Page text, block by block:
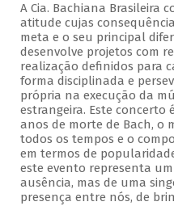
A Cia. Bachiana Brasileira
atitude cujas
meta e o seu principal
desenvolve projetos com
realização definidos para
forma disciplinada e
própria na execução da
estrangeira. Este concerto
anos de morte de Bach, o
todos os tempos e o
em termos de
este evento representa
ausência, mas de uma
presença entre nós, de